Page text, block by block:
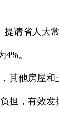
请省人大常
。
其他房屋和
担，有效